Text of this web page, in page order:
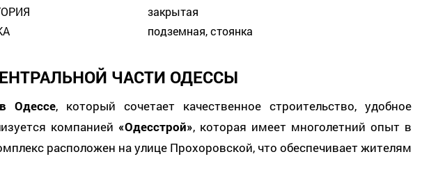
закрытая
подземная, стоянка
ЧАСТИ ОДЕССЫ
Одессе, который сочетает качественное строительство, удобное
компанией «Одесстрой», которая имеет многолетний опыт в
расположен на улице Прохоровской, что обеспечивает жителям